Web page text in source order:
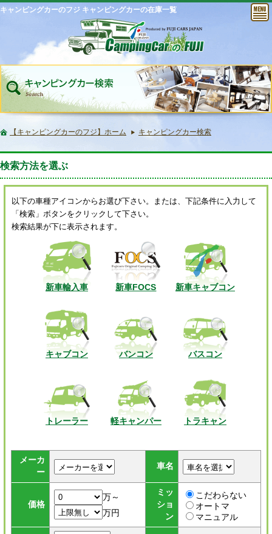
キャンピングカーのフジ キャンピングカーの在庫一覧
【キャンピングカーのフジ】ホーム キャンピングカー検索
検索方法を選ぶ
以下の車種アイコンからお選び下さい。または、下記条件に入力して
「検索」ボタンをクリックして下さい。
検索結果が下に表示されます。
新車輸入車 新車FOCS 新車キャブコン
キャブコン バンコン バスコン
トレーラー 軽キャンパー トラキャン
メーカ
ー
車名
価格
万～
万円
ミッ
ショ
ン
こだわらない
オートマ
マニュアル